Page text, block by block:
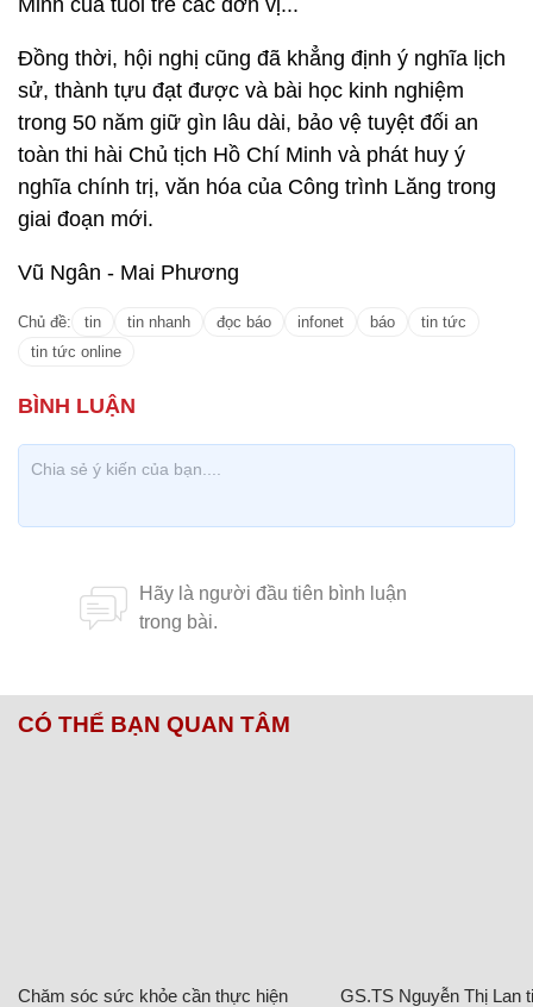
Minh của tuổi trẻ các đơn vị...
Đồng thời, hội nghị cũng đã khẳng định ý nghĩa lịch
sử, thành tựu đạt được và bài học kinh nghiệm
trong 50 năm giữ gìn lâu dài, bảo vệ tuyệt đối an
toàn thi hài Chủ tịch Hồ Chí Minh và phát huy ý
nghĩa chính trị, văn hóa của Công trình Lăng trong
giai đoạn mới.
Vũ Ngân - Mai Phương
Chủ đề: tin tin nhanh đọc báo infonet báo
tin tức
tin tức online
CÓ THỂ BẠN QUAN TÂM
Chăm sóc sức khỏe cần thực hiện
GS.TS Nguyễn Thị Lan